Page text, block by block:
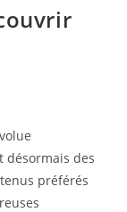
désormais des
préférés